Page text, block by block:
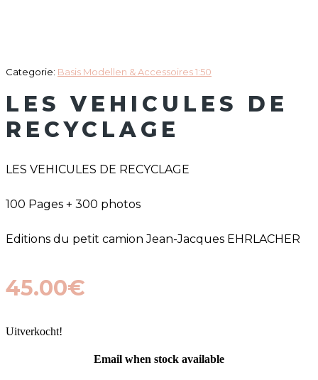
Categorie: Basis Modellen & Accessoires 1:50
LES VEHICULES DE
RECYCLAGE
LES VEHICULES DE RECYCLAGE
100 Pages + 300 photos
Editions du petit camion Jean-Jacques EHRLACHER
45.00€
Uitverkocht!
Email when stock available